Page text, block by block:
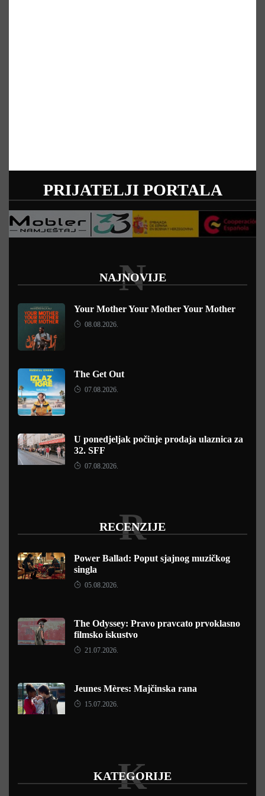
PRIJATELJI PORTALA
NAJNOVIJE
N
Your Mother Your Mother Your Mother
08.08.2026.
The Get Out
07.08.2026.
U ponedjeljak počinje prodaja ulaznica za
32. SFF
07.08.2026.
RECENZIJE
R
Power Ballad: Poput sjajnog muzičkog
singla
05.08.2026.
The Odyssey: Pravo pravcato prvoklasno
filmsko iskustvo
21.07.2026.
Jeunes Mères: Majčinska rana
15.07.2026.
KATEGORIJE
K